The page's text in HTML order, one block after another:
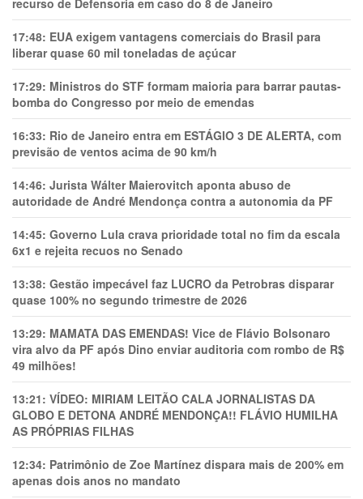
recurso de Defensoria em caso do 8 de Janeiro
17:48: EUA exigem vantagens comerciais do Brasil para
liberar quase 60 mil toneladas de açúcar
17:29: Ministros do STF formam maioria para barrar pautas-
bomba do Congresso por meio de emendas
16:33: Rio de Janeiro entra em ESTÁGIO 3 DE ALERTA, com
previsão de ventos acima de 90 km/h
14:46: Jurista Wálter Maierovitch aponta abuso de
autoridade de André Mendonça contra a autonomia da PF
14:45: Governo Lula crava prioridade total no fim da escala
6x1 e rejeita recuos no Senado
13:38: Gestão impecável faz LUCRO da Petrobras disparar
quase 100% no segundo trimestre de 2026
13:29: MAMATA DAS EMENDAS! Vice de Flávio Bolsonaro
vira alvo da PF após Dino enviar auditoria com rombo de R$
49 milhões!
13:21: VÍDEO: MIRIAM LEITÃO CALA JORNALISTAS DA
GLOBO E DETONA ANDRÉ MENDONÇA!! FLÁVIO HUMILHA
AS PRÓPRIAS FILHAS
12:34: Patrimônio de Zoe Martínez dispara mais de 200% em
apenas dois anos no mandato